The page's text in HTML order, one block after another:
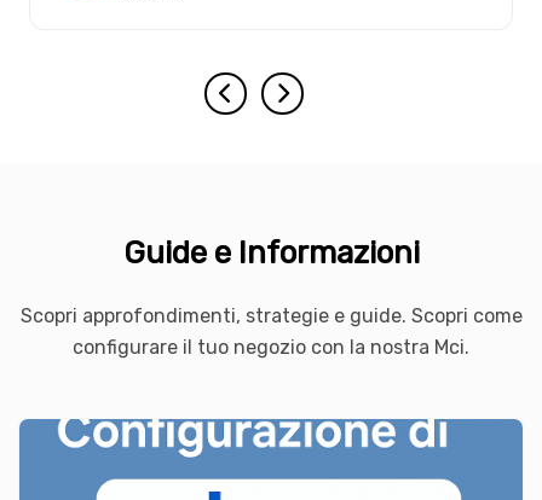
Guide e Informazioni
Scopri approfondimenti, strategie e guide. Scopri come
configurare il tuo negozio con la nostra Mci.